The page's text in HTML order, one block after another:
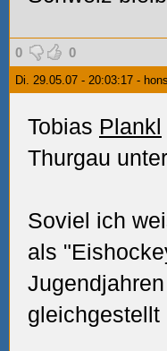
0 0
Di. 29.05.07 - 20:03:17 - hons
Tobias Plankl
Thurgau
Soviel ich
als
gleichgestellt